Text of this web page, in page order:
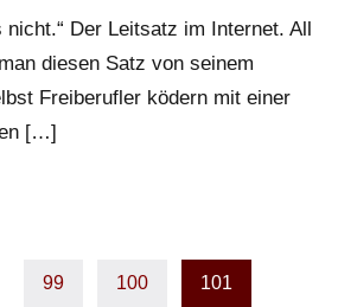
nicht.“ Der Leitsatz im Internet. All
diesen Satz von seinem
Freiberufler ködern mit einer
[…]
99 100 101